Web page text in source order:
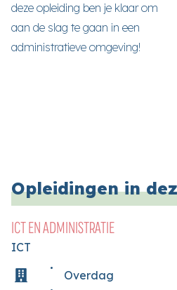
deze opleiding ben je klaar om
aan de slag te gaan in een
administratieve omgeving!
Opleidingen in
ICT EN ADMINISTRATIE
ICT
Overdag